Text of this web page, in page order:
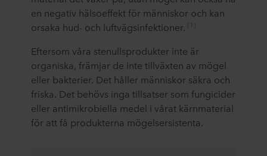
en negativ hälsoeffekt för människor och kan
orsaka hud- och luftvägsinfektioner. (1)
Eftersom våra stenullsprodukter inte är
organiska, främjar de inte tillväxten av mögel
eller bakterier. Det håller människor säkra och
friska. Det behövs inga tillsatser som fungicider
eller antimikrobiella medel i vårat kärnmaterial
för att få produkterna mögelsersistenta.